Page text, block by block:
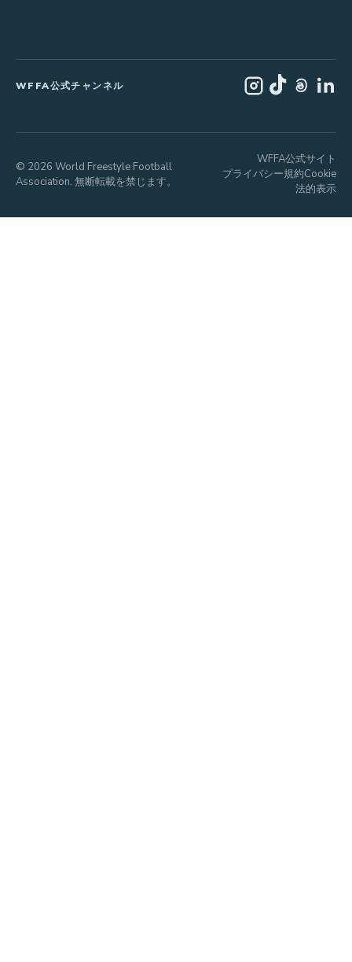
WFFA公式チャンネル
© 2026 World Freestyle Football
Association. 無断転載を禁じます。
WFFA公式サイト
プライバシー規約Cookie
法的表示